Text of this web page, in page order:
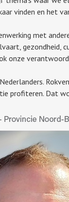
vinden en het
met
gezondheid,
onze
profiteren. Dat